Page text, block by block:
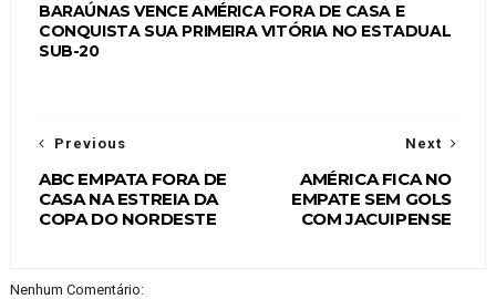
BARAÚNAS VENCE AMÉRICA FORA DE CASA E
CONQUISTA SUA PRIMEIRA VITÓRIA NO ESTADUAL
SUB-20
Next
AMÉRICA FICA NO
EMPATE SEM GOLS
COM JACUIPENSE
Previous
ABC EMPATA FORA DE
CASA NA ESTREIA DA
COPA DO NORDESTE
Nenhum Comentário: